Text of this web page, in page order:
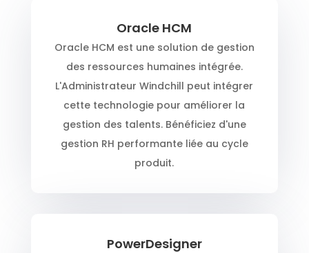
Oracle HCM
Oracle HCM est une solution de gestion
des ressources humaines intégrée.
L'Administrateur Windchill peut intégrer
cette technologie pour améliorer la
gestion des talents. Bénéficiez d'une
gestion RH performante liée au cycle
produit.
PowerDesigner